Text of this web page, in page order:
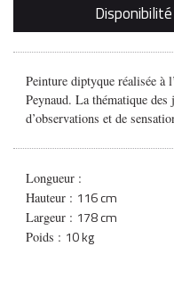
Peinture diptyque réalisée à
Peynaud. La thématique
d’observations et de
Longueur :
Hauteur : 116 cm
Largeur : 178 cm
Poids : 10 kg